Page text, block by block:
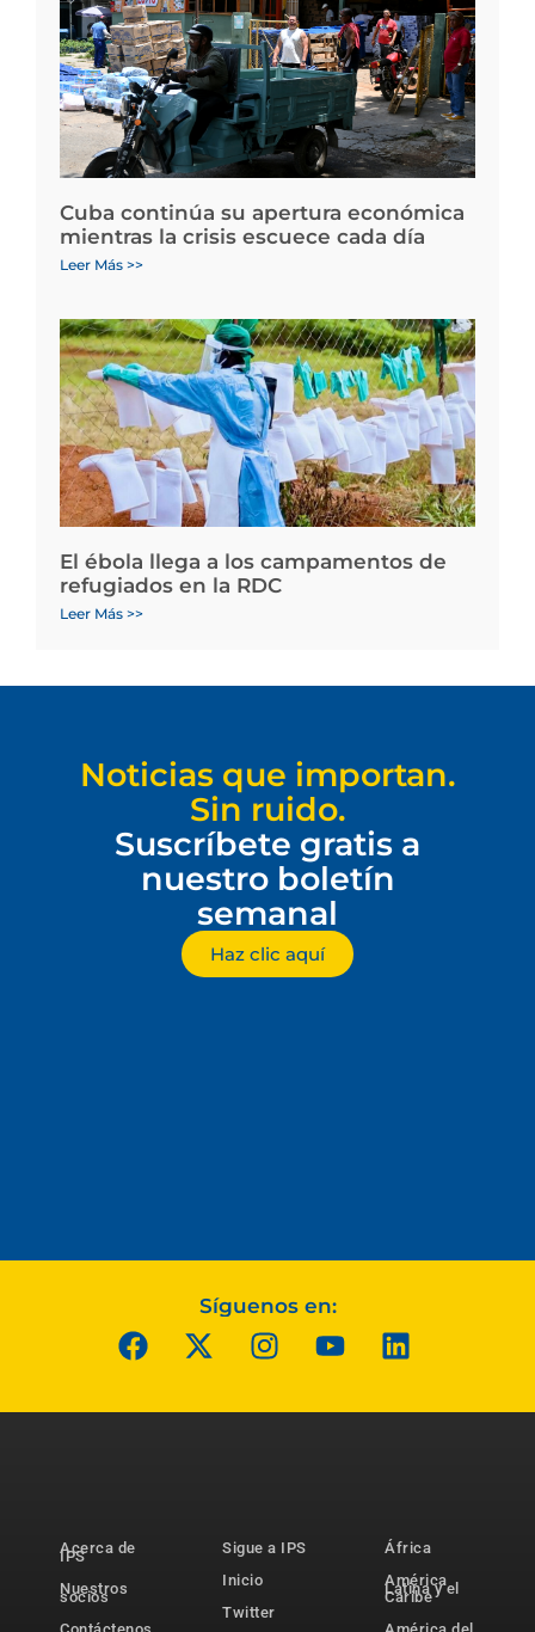
Cuba continúa su apertura económica
mientras la crisis escuece cada día
Leer Más >>
El ébola llega a los campamentos de
refugiados en la RDC
Leer Más >>
Noticias que importan.
Sin ruido.
Suscríbete gratis a
nuestro boletín
semanal
Haz clic aquí
Síguenos en:
Acerca de
IPS
Nuestros
socios
Sigue a IPS
Inicio
Twitter
África
América
Latina y el
Caribe